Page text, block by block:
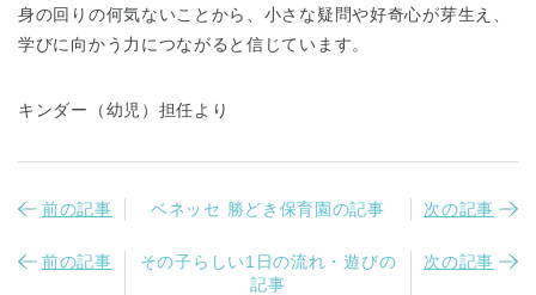
神奈川県
身の回りの何気ないことから、小さな疑問や好奇心が芽生え、
学びに向かう力につながると信じています。
キンダー（幼児）担任より
前の記事 ベネッセ 勝どき保育園の記事 次の記事
前の記事
その子らしい1日の流れ・遊びの
記事
次の記事